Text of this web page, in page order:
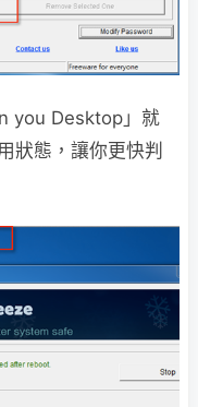
you Desktop」就
狀態，讓你更快判